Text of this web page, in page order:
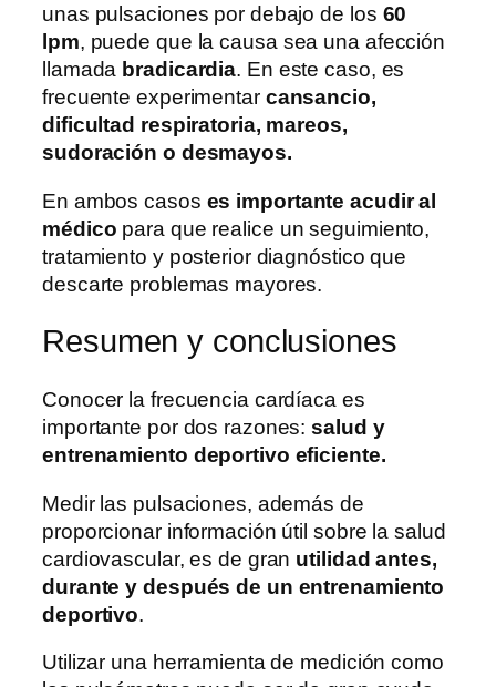
unas pulsaciones por debajo de los 60
lpm, puede que la causa sea una afección
llamada bradicardia. En este caso, es
frecuente experimentar cansancio,
dificultad respiratoria, mareos,
sudoración o desmayos.
En ambos casos es importante acudir al
médico para que realice un seguimiento,
tratamiento y posterior diagnóstico que
descarte problemas mayores.
Resumen y conclusiones
Conocer la frecuencia cardíaca es
importante por dos razones:salud y
entrenamiento deportivo eficiente.
Medir las pulsaciones, además de
proporcionar información útil sobre la salud
cardiovascular, es de gran utilidad antes,
durante y después de un entrenamiento
deportivo.
Utilizar una herramienta de medición como